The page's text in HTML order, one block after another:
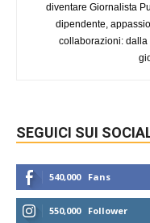
diventare Giornalista
dipendente,
collaborazioni: dalla
SEGUICI SUI
540,000 Fans
550,000 Follower